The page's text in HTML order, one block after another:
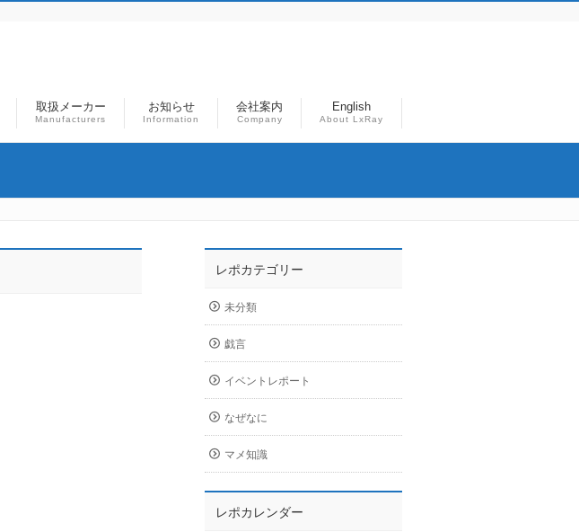
取扱メーカー
Manufacturers
お知らせ
Information
会社案内
Company
English
About LxRay
レポカテゴリー
未分類
戯言
イベントレポート
なぜなに
マメ知識
レポカレンダー